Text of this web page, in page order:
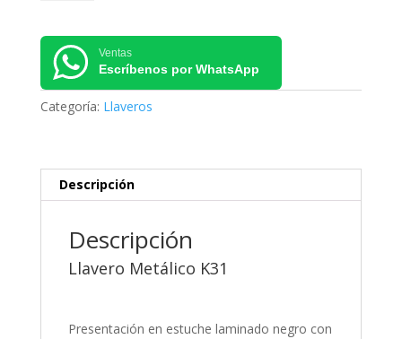
Ventas
Escríbenos por WhatsApp
Categoría: Llaveros
Descripción
Descripción
Llavero Metálico K31
Presentación en estuche laminado negro con